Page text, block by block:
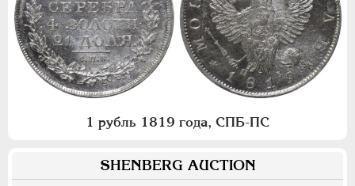
1 рубль 1819 года, СПБ-ПС
SHENBERG AUCTION